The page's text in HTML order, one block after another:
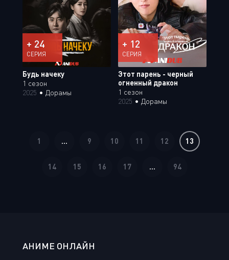
+ 24
СЕРИЯ
Будь начеку
1 сезон
2025 • Дорамы
+ 12
СЕРИЯ
Этот парень - черный
огненный дракон
1 сезон
2025 • Дорамы
1 ... 9 10 11 12 13
14 15 16 17 ... 94
АНИМЕ ОНЛАЙН